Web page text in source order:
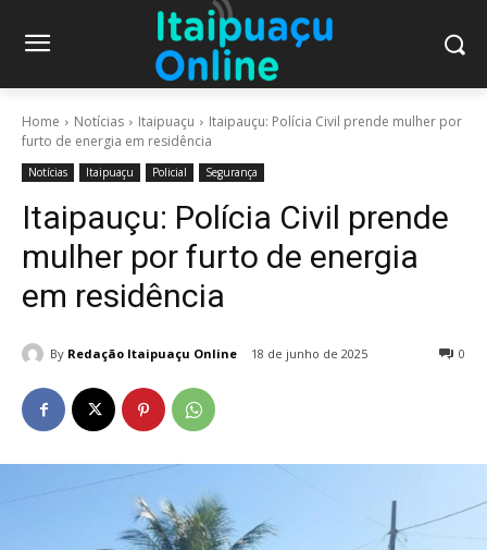
Home Notícias Itaipuaçu
Itaipauçu: Polícia Civil prende mulher por
furto de energia em residência
Notícias Itaipuaçu Policial Segurança
Itaipauçu: Polícia Civil prende
mulher por furto de energia
em residência
By Redação Itaipuaçu Online 18 de junho de 2025 0